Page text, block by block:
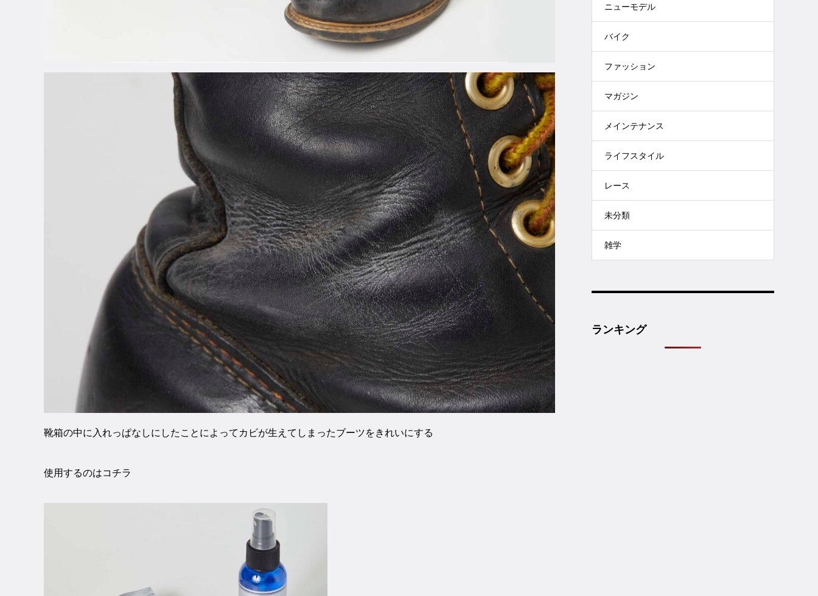
靴箱の中に入れっぱなしにしたことによってカビが生えてしまったブーツをきれいにする
使用するのはコチラ
ニューモデル
バイク
ファッション
マガジン
メインテナンス
ライフスタイル
レース
未分類
雑学
ランキング